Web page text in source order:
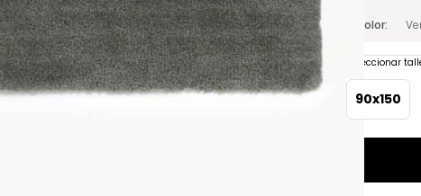
Color
Seleccionar
90x150